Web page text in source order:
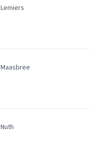
Lemiers
Maasbree
Nuth